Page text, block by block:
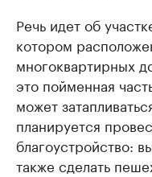
Речь идет об
котором
многоквартирных
это пойменная
может
планируется
благоустройство:
также сделать